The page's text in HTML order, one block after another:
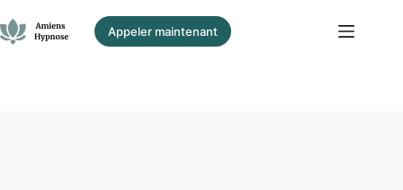
au
contenu
Appeler maintenant